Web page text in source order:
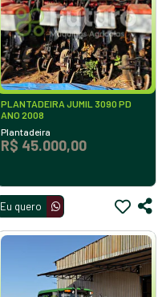
PLANTADEIRA JUMIL 3090 PD
ANO 2008
Plantadeira
R$ 45.000,00
Eu quero